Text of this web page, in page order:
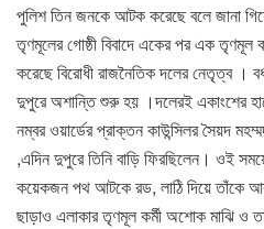
পুলিশ তিন জনকে আটক করেছে বলে জানা
তৃণমূলের গোষ্ঠী বিবাদে একের পর এক তৃণমূল
করেছে বিরোধী রাজনৈতিক দলের নেতৃত্ব ।
দুপুরে অশান্তি শুরু হয় ।দলেরই একাংশের
নম্বর ওয়ার্ডের প্রাক্তন কাউন্সিলর সৈয়দ
,এদিন দুপুরে তিনি বাড়ি ফিরছিলেন। ওই
কয়েকজন পথ আটকে রড, লাঠি দিয়ে তাঁকে
ছাড়াও এলাকার তৃণমূল কর্মী অশোক মাঝি ও